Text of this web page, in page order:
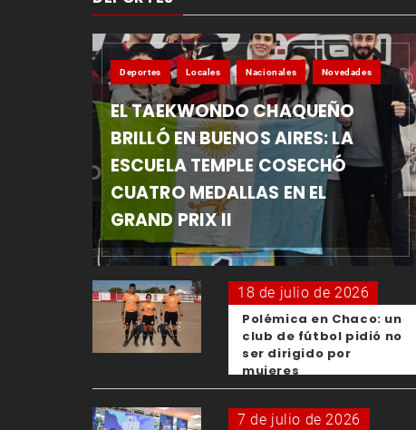
Deportes Locales Nacionales Novedades
EL TAEKWONDO CHAQUEÑO
BRILLÓ EN BUENOS AIRES: LA
ESCUELA TEMPLE COSECHÓ
CUATRO MEDALLAS EN EL
GRAND PRIX II
18 de julio de 2026
Polémica en Chaco: un
club de fútbol pidió no
ser dirigido por
mujeres
7 de julio de 2026